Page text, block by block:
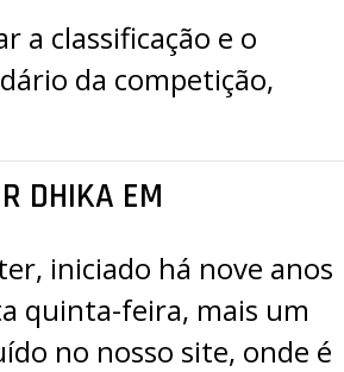
a classificação e o
da competição,
DHIKA EM
iniciado há nove anos
quinta-feira, mais um
no nosso site, onde é